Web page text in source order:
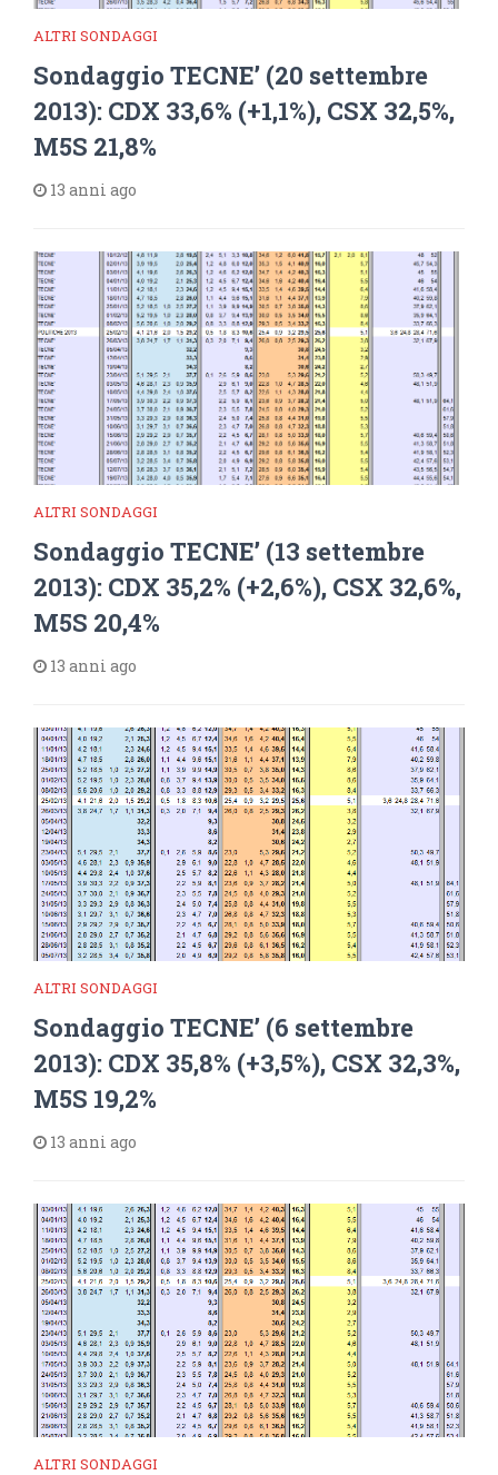
ALTRI SONDAGGI
Sondaggio TECNE’ (20 settembre
2013): CDX 33,6% (+1,1%), CSX 32,5%,
M5S 21,8%
13 anni ago
ALTRI SONDAGGI
Sondaggio TECNE’ (13 settembre
2013): CDX 35,2% (+2,6%), CSX 32,6%,
M5S 20,4%
13 anni ago
ALTRI SONDAGGI
Sondaggio TECNE’ (6 settembre
2013): CDX 35,8% (+3,5%), CSX 32,3%,
M5S 19,2%
13 anni ago
ALTRI SONDAGGI